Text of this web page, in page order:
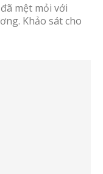
mệt mỏi với
Khảo sát cho